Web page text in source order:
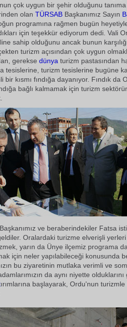
çok uygun bir şehir olduğunu
olan TÜRSAB Başkanımız Sayın
programına rağmen bugün
için teşekkür ediyorum dedi. Vali
sahip olduğunu ancak bunun
turizm açısından çok uygun
gerekse dünya turizm pastasından
tesislerine, turizm tesislerine bugüne
bir kısmı fındığa dayanıyor. Fındık
bağlı kalmamak için turizm
Başkanımız ve beraberindekiler Fatsa
Oralardaki turizme elverişli
yarın da Ünye ilçemiz programa
için neler yapılabileceği konusunda
bu ziyaretinin mutlaka verimli ve
da aynı niyette
ırımlarına başlayarak, Ordu'nun